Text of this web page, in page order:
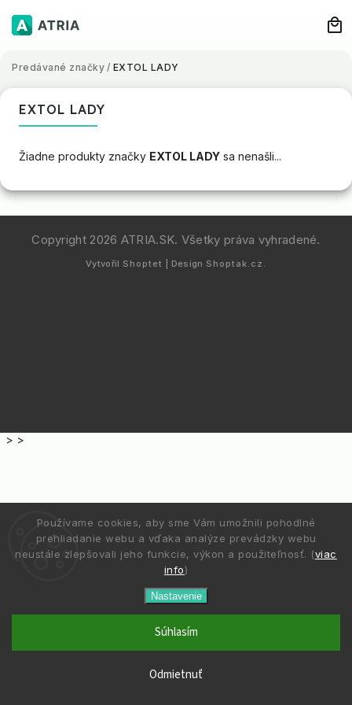
Používame cookies, aby sme Vám umožnili pohodlné
prehliadanie webu a vďaka analýze prevádzky webu
neustále zlepšovali jeho funkcie, výkon a použiteľnosť. (viac
info)
Nastavenie
Odmietnuť
Súhlasím
Predávané značky / EXTOL LADY
EXTOL LADY
Žiadne produkty značky EXTOL LADY sa nenašli...
Copyright 2026 ATRIA.SK. Všetky práva vyhradené.
Vytvořil Shoptet | Design Shoptak.cz.
> >